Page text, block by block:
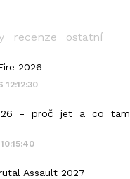
recenze ostatní
2026
12:12:30
- proč jet a co tam
Assault 2027